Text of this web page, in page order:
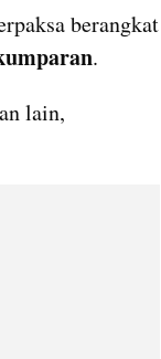
berangkat
.
lain,